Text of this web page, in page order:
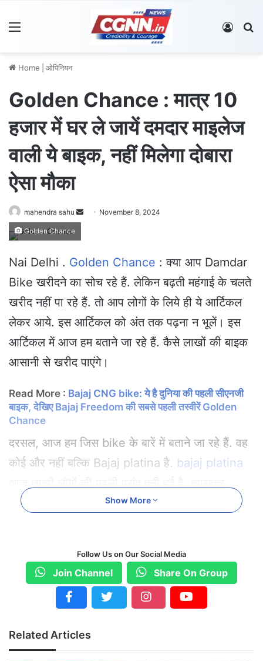
Log In
Home ओपिनियन
Golden Chance : मात्र 10
हजार में घर ले जायें दमदार माइलेज
वाली ये बाइक, नहीं मिलेगा दोबारा
ऐसा मौका
mahendra sahu
a
n
e
a
i
November 8, 2024
Golden Chance
Nai Delhi . Golden Chance : क्या आप Damdar
Bike खरीदने का सोच रहे हैं. लेकिन बढ़ती महंगाई के चलते
खरीद नहीं पा रहे हैं. तो आप लोगों के लिये ही ये आर्टिकल
लेकर आये. इस आर्टिकल को अंत तक पढ़ना न भूलें। इस
आर्टिकल में आज हम बताने जा रहे हैं. कैसे लाखों की बाइक
आसानी से खरीद पाएंगे।
Read More : Bajaj CNG bike: ये है दुनिया की पहली सीएनजी
बाइक, देखिए Bajaj Freedom की सबसे पहली तस्वीरें Golden
Chance
दरसल, आज हम जिस bike के बारें में बताने जा रहे हैं. वह
कोई और नहीं बल्कि Bajaj platina है. bajaj platina
लड़कियां इस bike की दीवानी हैं.तो देरी न करें
speed gear Box मिल रहा है.
Show More
Follow Us on Our Social Media
Join Channel Share On Group
Related Articles